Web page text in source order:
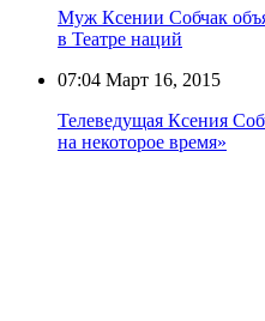
Муж Ксении Собчак
в Театре наций
07:04 Март 16, 2015
Телеведущая Ксения
на некоторое время»